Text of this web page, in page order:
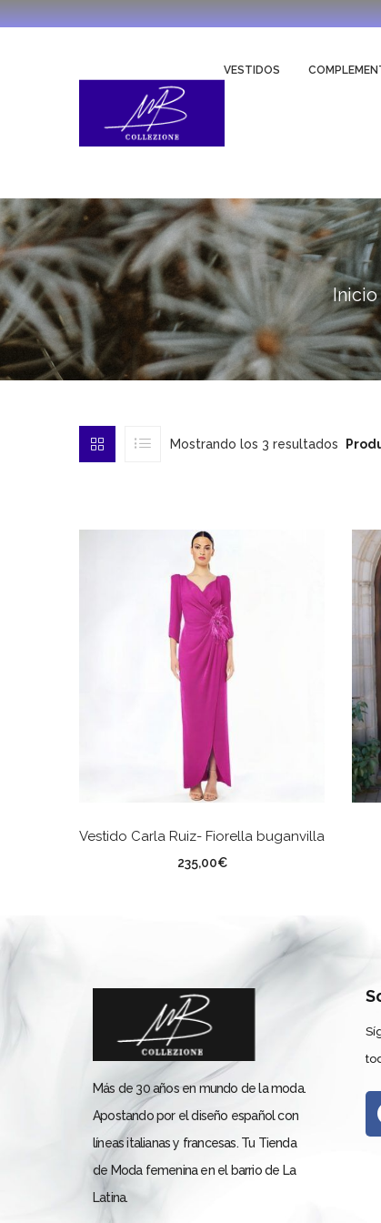
VESTIDOS
Inicio
Mostrando los 3 resultados
Vestido Carla Ruiz- Fiorella buganvilla
235,00€
Más de 30 años en mundo de la moda.
Apostando por el diseño español con
líneas italianas y francesas. Tu Tienda
de Moda femenina en el barrio de La
Latina.